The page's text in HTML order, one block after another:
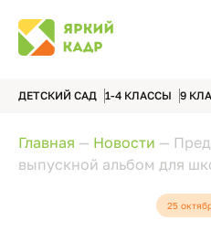
ДЕТСКИЙ САД 1-4 КЛАССЫ 9
Главная — Новости —
выпускной альбом для
25